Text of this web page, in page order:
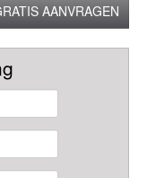
AANVRAGEN